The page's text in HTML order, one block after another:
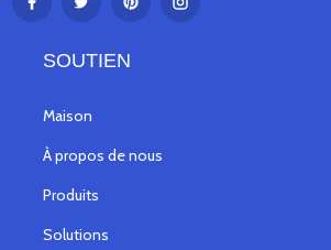
SOUTIEN
Maison
À propos de nous
Produits
Solutions